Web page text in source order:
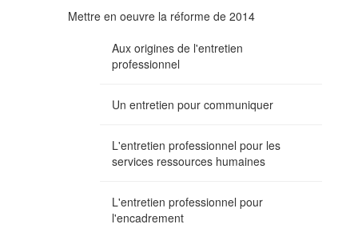
Mettre en oeuvre la réforme de 2014
Aux origines de l'entretien
professionnel
Un entretien pour communiquer
L'entretien professionnel pour les
services ressources humaines
L'entretien professionnel pour
l'encadrement